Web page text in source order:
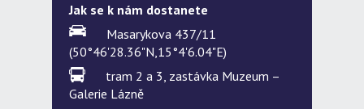
Jak se k nám dostanete
Masarykova 437/11
(50°46'28.36"N,15°4'6.04"E)
tram 2 a 3, zastávka Muzeum –
Galerie Lázně